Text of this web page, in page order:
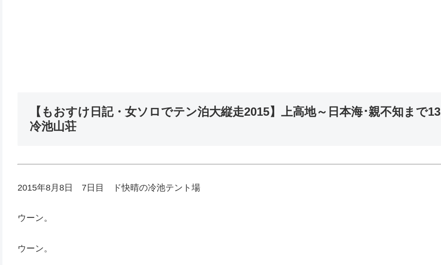
【もおすけ日記・女ソロでテン泊大縦走2015】上高地～日本海･親不知まで13
冷池山荘
2015年8月8日 7日目 ド快晴の冷池テント場
ウーン。
ウーン。